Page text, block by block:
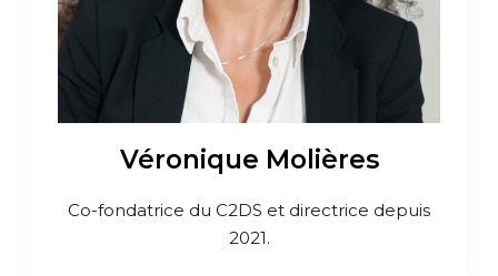
Véronique Molières
Co-fondatrice du C2DS et directrice depuis
2021.